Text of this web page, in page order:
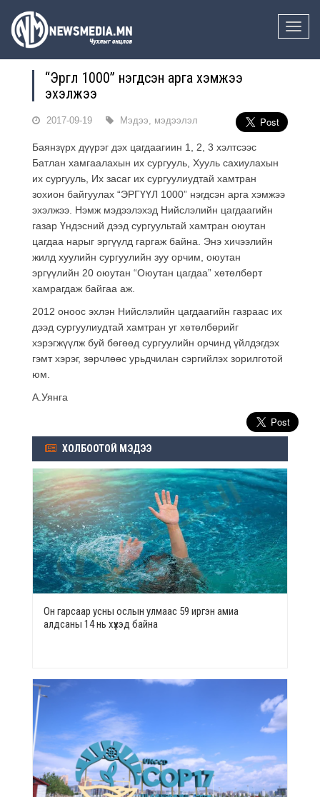
Toggle
“Эргүүл 1000” нэгдсэн арга хэмжээ
эхэлжээ
2017-09-19 Мэдээ, мэдээлэл
Баянзүрх дүүрэг дэх цагдаагиин 1, 2, 3 хэлтсээс
Батлан хамгаалахын их сургууль, Хууль сахиулахын
их сургууль, Их засаг их сургуулиудтай хамтран
зохион байгуулах “ЭРГҮҮЛ 1000” нэгдсэн арга хэмжээ
эхэлжээ. Нэмж мэдээлэхэд Нийслэлийн цагдаагийн
газар Үндэсний дээд сургуультай хамтран оюутан
цагдаа нарыг эргүүлд гаргаж байна. Энэ хичээлийн
жилд хуулийн сургуулийн зуу орчим, оюутан
эргүүлийн 20 оюутан “Оюутан цагдаа” хөтөлбөрт
хамрагдаж байгаа аж.
2012 оноос эхлэн Нийслэлийн цагдаагийн газраас их
дээд сургуулиудтай хамтран уг хөтөлбөрийг
хэрэгжүүлж буй бөгөөд сургуулийн орчинд үйлдэгдэх
гэмт хэрэг, зөрчлөөс урьдчилан сэргийлэх зорилготой
юм.
А.Уянга
ХОЛБООТОЙ МЭДЭЭ
Он гарсаар усны ослын улмаас 59 иргэн амиа
алдсаны 14 нь хүүхэд байна